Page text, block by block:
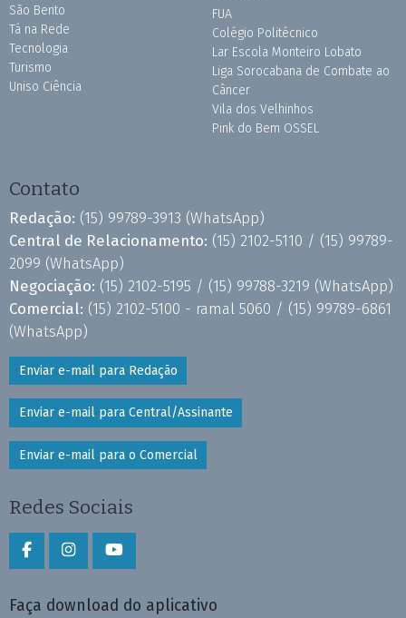
São Bento
Tá na Rede
Tecnologia
Turismo
Uniso Ciência
FUA
Colégio Politécnico
Lar Escola Monteiro Lobato
Liga Sorocabana de Combate ao
Câncer
Vila dos Velhinhos
Pink do Bem OSSEL
Contato
Redação: (15) 99789-3913 (WhatsApp)
Central de Relacionamento: (15) 2102-5110 / (15) 99789-
2099 (WhatsApp)
Negociação: (15) 2102-5195 / (15) 99788-3219 (WhatsApp)
Comercial: (15) 2102-5100 - ramal 5060 / (15) 99789-6861
(WhatsApp)
Enviar e-mail para Redação
Enviar e-mail para Central/Assinante
Enviar e-mail para o Comercial
Redes Sociais
Faça download do aplicativo